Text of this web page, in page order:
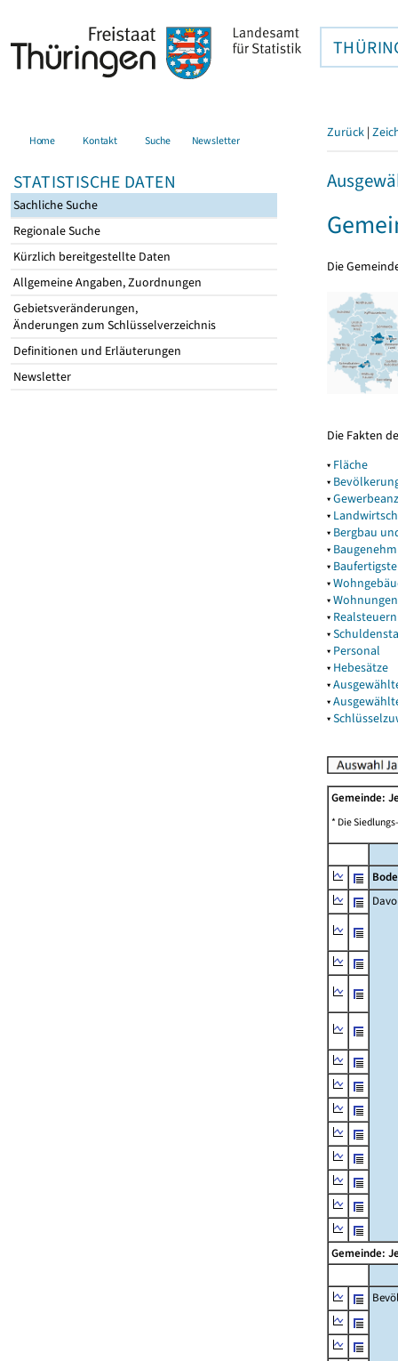
Home Kontakt Suche Newsletter
STATISTISCHE DATEN
Sachliche Suche
Regionale Suche
Kürzlich bereitgestellte Daten
Allgemeine Angaben, Zuordnungen
Gebietsveränderungen,
Änderungen zum Schlüsselverzeichnis
Definitionen und Erläuterungen
Newsletter
Zurück |
Die
Die Fakten
▾ Fläche
▾
▾
▾
▾ Bergbau
▾
▾
▾
▾Wohnungen
▾ Realsteuern
▾
▾ Personal
▾ Hebesätze
▾
▾
▾
Gemeinde:
* Die
Gemeinde: